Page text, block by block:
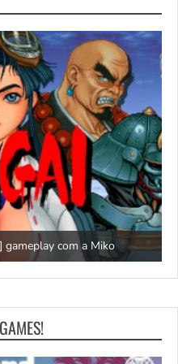
gameplay com a Miko